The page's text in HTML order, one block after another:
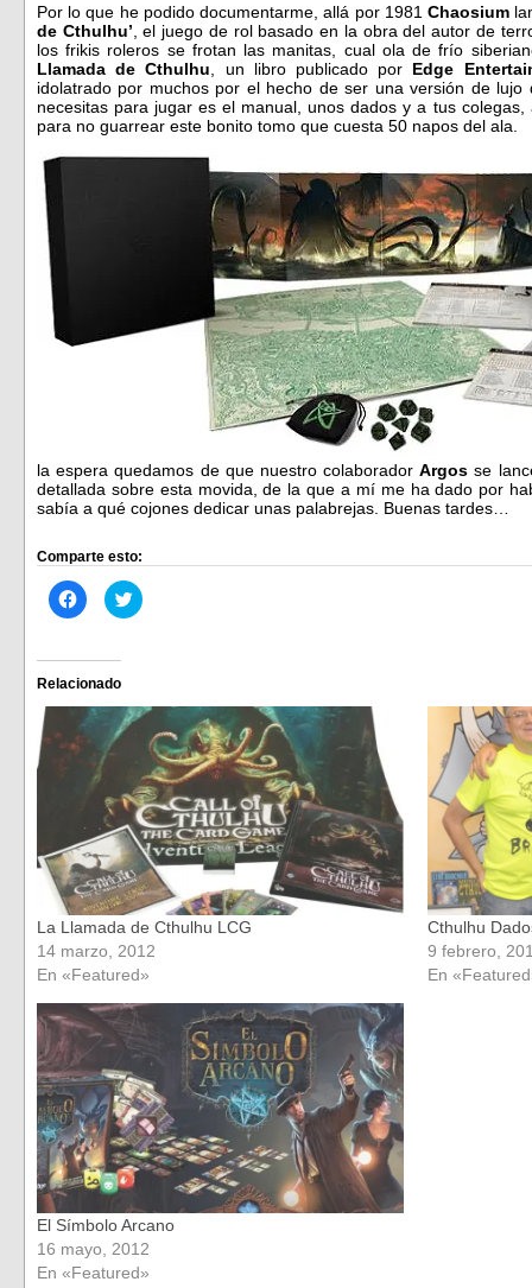
Por lo que he podido documentarme, allá por 1981Chaosium
de Cthulhu’ , el juego de rol basado en la obra del autor de
los frikis roleros se frotan las manitas, cual ola de frío
Llamada de Cthulhu , un libro publicado por Edge
idolatrado por muchos por el hecho de ser una versión de
necesitas para jugar es el manual, unos dados y a tus
para no guarrear este bonito tomo que cuesta 50 napos del ala.
la espera quedamos de que nuestro colaboradorArgos se
detallada sobre esta movida, de la que a mí me ha dado por
sabía a qué cojones dedicar unas palabrejas. Buenas tardes…
Comparte esto:
Haz
clic
Facebook
(Se
abre
en
una
ventana
nueva)
Haz
clic
en
una
ventana
nueva)
Relacionado
La Llamada de Cthulhu LCG
14 marzo, 2012
En «Featured»
Cthulhu
9 febrero,
En
El Símbolo Arcano
16 mayo, 2012
En «Featured»